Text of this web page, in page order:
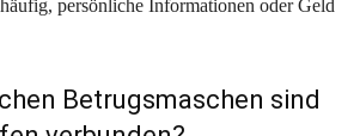
persönliche Informationen oder Geld
Betrugsmaschen sind